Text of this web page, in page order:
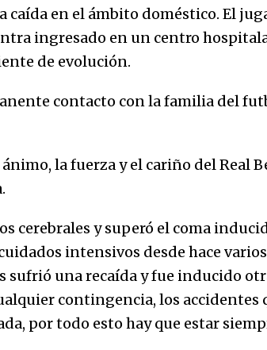
caída en el ámbito doméstico. El
ingresado en un centro
de evolución.
contacto con la familia del
la fuerza y el cariño del Real
cerebrales y superó el coma
intensivos desde hace
sufrió una recaída y fue inducido
contingencia, los accidentes
por todo esto hay que estar